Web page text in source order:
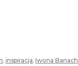
inspiracja Iwona Banach